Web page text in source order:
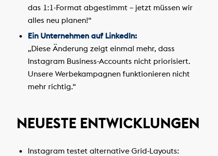
das 1:1-Format abgestimmt – jetzt müssen wir
alles neu planen!“
Ein Unternehmen auf LinkedIn:
„Diese Änderung zeigt einmal mehr, dass
Instagram Business-Accounts nicht priorisiert.
Unsere Werbekampagnen funktionieren nicht
mehr richtig.“
NEUESTE ENTWICKLUNGEN
Instagram testet alternative Grid-Layouts: